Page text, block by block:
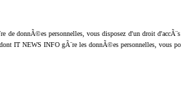
donnÃ©es personnelles, vous disposez d'un droit
IT NEWS INFO gÃ¨re les donnÃ©es personnelles, vous